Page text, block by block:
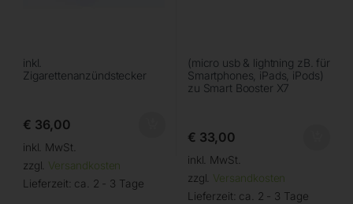
inkl.
Zigarettenanzündstecker
€ 36,00
inkl. MwSt.
zzgl. Versandkosten
Lieferzeit: ca. 2 - 3 Tage
(micro usb & lightning zB. für
Smartphones, iPads, iPods)
zu Smart Booster X7
€ 33,00
inkl. MwSt.
zzgl. Versandkosten
Lieferzeit: ca. 2 - 3 Tage